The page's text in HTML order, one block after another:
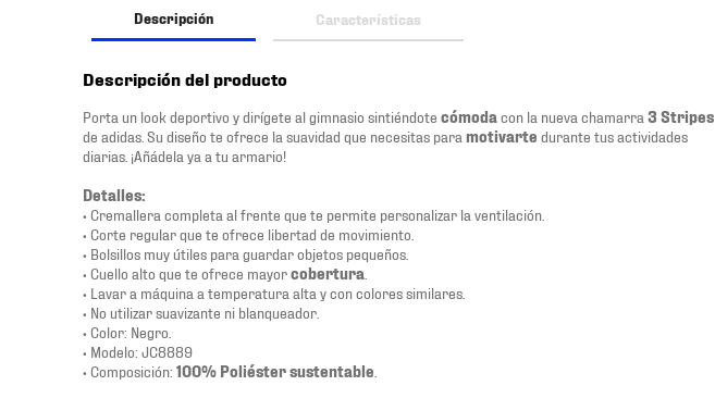
Descripción Características
Descripción del producto
Porta un look deportivo y dirígete al gimnasio sintiéndote cómoda con la nueva chamarra 3 Stripes
de adidas. Su diseño te ofrece la suavidad que necesitas para motivarte durante tus actividades
diarias. ¡Añádela ya a tu armario!
Detalles:
• Cremallera completa al frente que te permite personalizar la ventilación.
• Corte regular que te ofrece libertad de movimiento.
• Bolsillos muy útiles para guardar objetos pequeños.
• Cuello alto que te ofrece mayorcobertura
• Lavar a máquina a temperatura alta y con colores similares.
• No utilizar suavizante ni blanqueador.
• Color: Negro.
• Modelo: JC8889
• Composición: 100% Poliéster sustentable